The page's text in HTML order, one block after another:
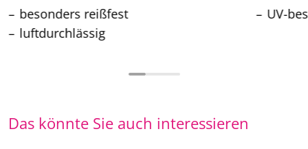
besonders reißfest
luftdurchlässig
UV-
Das könnte Sie auch interessieren